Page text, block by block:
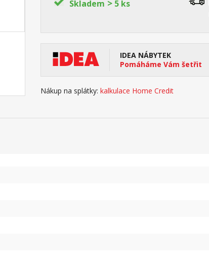
Skladem > 5 ks
IDEA NÁBYTEK
Pomáháme Vám šetřit
Nákup na splátky: kalkulace Home Credit